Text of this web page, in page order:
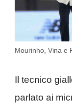
Mourinho, Vina e
Il tecnico
parlato ai